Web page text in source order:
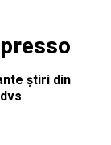
știri din